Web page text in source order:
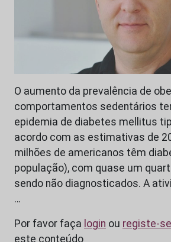
O aumento da prevalência de
comportamentos sedentários
epidemia de diabetes mellitus
acordo com as estimativas de
milhões de americanos têm
população), com quase um
sendo não diagnosticados. A
…
Por favor faça login ou registe-se
este conteúdo